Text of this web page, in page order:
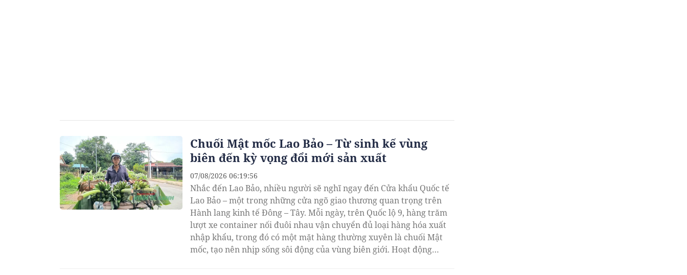
Chuối Mật mốc Lao Bảo – Từ sinh kế vùng
biên đến kỳ vọng đổi mới sản xuất
Nhắc đến Lao Bảo, nhiều người sẽ nghĩ ngay đến Cửa khẩu Quốc tế
Lao Bảo – một trong những cửa ngõ giao thương quan trọng trên
Hành lang kinh tế Đông – Tây. Mỗi ngày, trên Quốc lộ 9, hàng trăm
lượt xe container nối đuôi nhau vận chuyển đủ loại hàng hóa xuất
nhập khẩu, trong đó có một mặt hàng thường xuyên là chuối Mật
mốc, tạo nên nhịp sống sôi động của vùng biên giới. Hoạt động
07/08/2026 06:19:56